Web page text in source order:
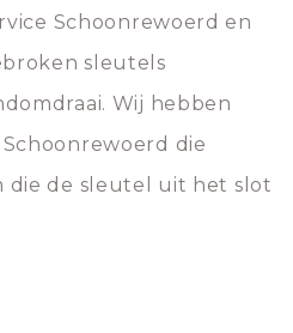
Schoonrewoerd en
sleutels
Wij hebben
die
die de sleutel uit het slot